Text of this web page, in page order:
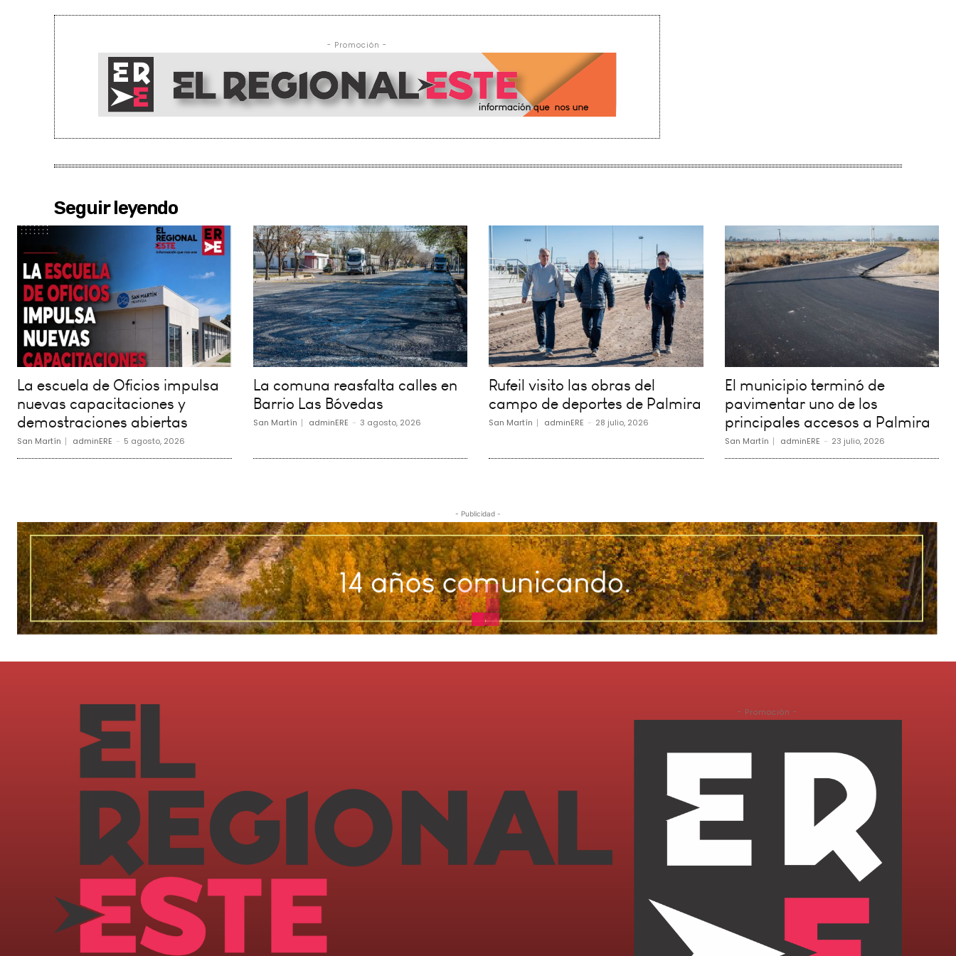
- Promoción -
Seguir leyendo
La escuela de Oficios impulsa
nuevas capacitaciones y
demostraciones abiertas
San Martín adminERE - 5 agosto, 2026
La comuna reasfalta calles en
Barrio Las Bóvedas
San Martín adminERE - 3 agosto, 2026
Rufeil visito las obras del
campo de deportes de Palmira
San Martín adminERE - 28 julio, 2026
El municipio terminó de
pavimentar uno de los
principales accesos a Palmira
San Martín adminERE - 23 julio, 2026
- Publicidad -
- Promoción -